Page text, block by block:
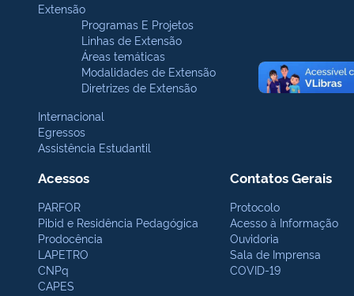
Extensão
Programas E Projetos
Linhas de Extensão
Áreas temáticas
Modalidades de Extensão
Diretrizes de Extensão
Internacional
Egressos
Assistência Estudantil
Acessos
PARFOR
Pibid e Residência Pedagógica
Prodocência
LAPETRO
CNPq
CAPES
Contatos Gerais
Protocolo
Acesso à Informação
Ouvidoria
Sala de Imprensa
COVID-19